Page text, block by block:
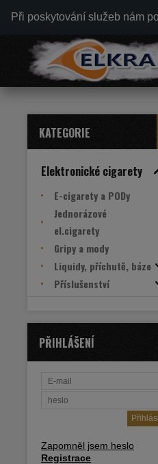
Při poskytování služeb nám
KATEGORIE
Elektronické cigarety
E-cigarety a PODy
Jednorázové
el.cigarety
Gripy a mody
Liquidy, příchutě, báze
Příslušenství
PŘIHLÁŠENÍ
Zapomněl jsem heslo
Registrace